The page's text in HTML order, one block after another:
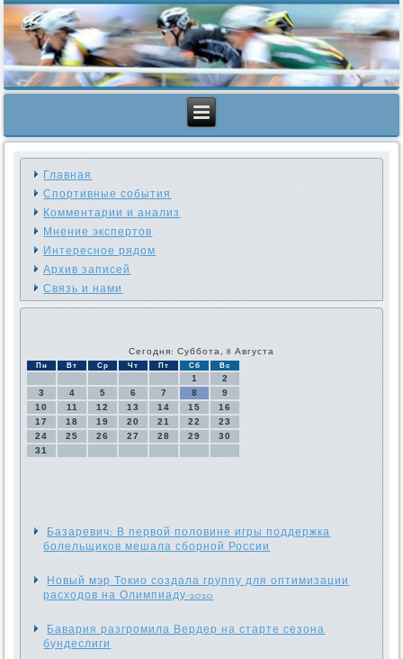
Главная
Спортивные события
Комментарии и анализ
Мнение экспертов
Интересное рядом
Архив записей
Связь и нами
Сегодня: Суббота, 8 Августа
Пн Вт Ср Чт Пт Сб Вс
1
2
3
4 5 6 7 8
9
10
11 12 13 14 15
16
17
18 19 20 21 22
23
24
25 26 27 28 29
30
31
Базаревич: В первой половине игры поддержка
болельщиков мешала сборной России
Новый мэр Токио создала группу для оптимизации
расходов на Олимпиаду-2020
Бавария разгромила Вердер на старте сезона
бундеслиги